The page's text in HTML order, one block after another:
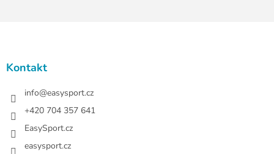
Kontakt
info@easysport.cz
+420 704 357 641
EasySport.cz
easysport.cz